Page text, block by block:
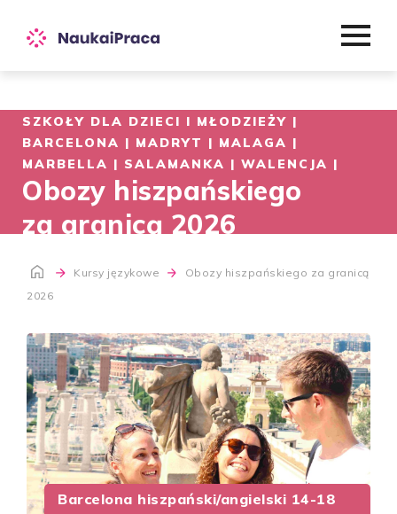
SZKOŁY DLA DZIECI I MŁODZIEŻY |
BARCELONA | MADRYT | MALAGA |
MARBELLA | SALAMANKA | WALENCJA |
Obozy hiszpańskiego
za granicą 2026
Kursy językowe
Obozy hiszpańskiego za granicą
2026
Barcelona hiszpański/angielski 14-18